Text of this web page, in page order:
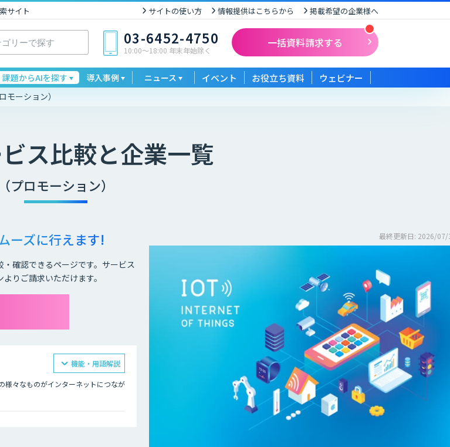
サイト サイトの使い方 情報提供はこちらから 掲載希望の企業様へ
03-6452-4750
10:00〜18:00 年末年始除く
一括資料請求する
課題からAIを探す 導入事例 ニュース イベント お役立ち資料 ウェビナー
ーション）
ス比較と企業一覧
（プロモーション）
ーズに行えます!
確認できるページです。サービス
りご請求いただけます。
最終更新日: 2026/07/
々なものがインターネットにつなが
ットにつながったモノを、リモコン
機能・用語解説